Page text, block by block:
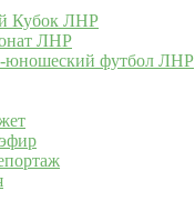
Кубок ЛНР
ЛНР
юношеский футбол ЛНР